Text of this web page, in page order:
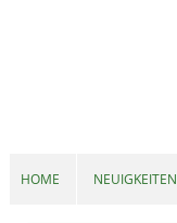
HOME NEUIGKEITEN